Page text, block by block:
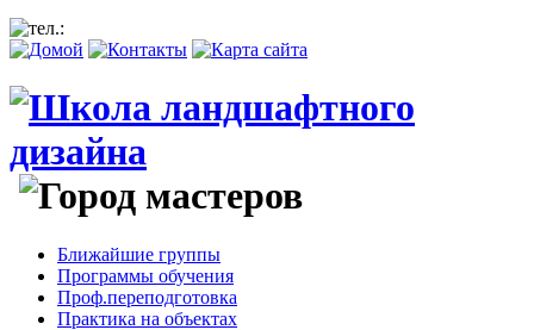
Ближайшие группы
Программы обучения
Проф.переподготовка
Практика на объектах